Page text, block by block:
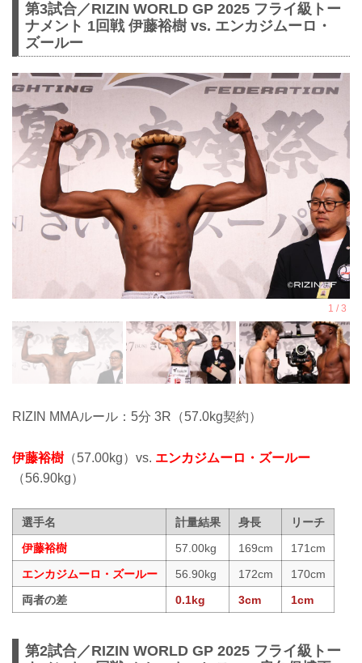
第3試合／RIZIN WORLD GP 2025 フライ級トー
ナメント 1回戦 伊藤裕樹 vs. エンカジムーロ・
ズールー
RIZIN MMAルール：5分 3R（57.0kg契約）
伊藤裕樹 （57.00kg）vs. エンカジムーロ・ズールー
（56.90kg）
選手名 計量結果 身長
リーチ
伊藤裕樹
57.00kg 169cm
171cm
エンカジムーロ・ズールー
56.90kg 172cm
170cm
両者の差
0.1kg 3cm 1cm
第2試合／RIZIN WORLD GP 2025 フライ級トー